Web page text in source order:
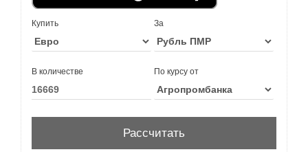
Купить За
В количестве По курсу от